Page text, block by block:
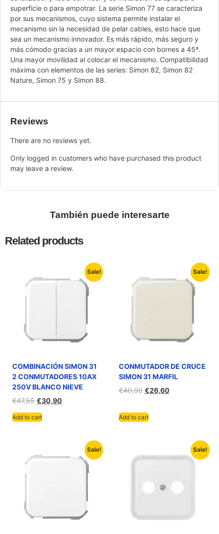
superficie o para empotrar. La serie Simon 77 se caracteriza
por sus mecanismos, cuyo sistema permite instalar el
mecanismo sin la necesidad de pelar cables, esto hace que
sea un mecanismo innovador. Es más rápido, más seguro y
más cómodo gracias a un mayor espacio con bornes a 45º.
Una mayor movilidad al colocar el mecanismo. Compatibilidad
máxima con elementos de las series: Simon 82, Simon 82
Nature, Simon 75 y Simon 88.
Reviews
There are no reviews yet.
Only logged in customers who have purchased this product
may leave a review.
También puede interesarte
Related products
Sale!
COMBINACIÓN SIMON 31
2 CONMUTADORES 10AX
250V BLANCO NIEVE
€47,55 €30,90
Add to cart
Sale!
CONMUTADOR DE CRUCE
SIMON 31 MARFIL
€40,90 €26,60
Add to cart
Sale! Sale!